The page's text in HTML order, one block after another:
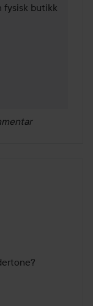
fysisk butikk